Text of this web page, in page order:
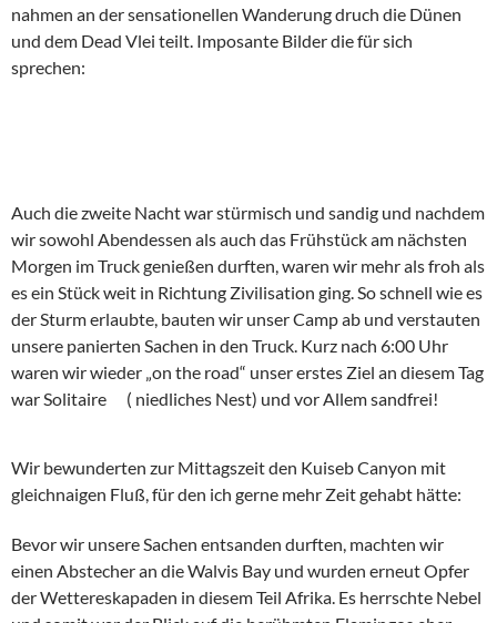
nahmen an der sensationellen Wanderung druch die Dünen
und dem Dead Vlei teilt. Imposante Bilder die für sich
sprechen:
Auch die zweite Nacht war stürmisch und sandig und nachdem
wir sowohl Abendessen als auch das Frühstück am nächsten
Morgen im Truck genießen durften, waren wir mehr als froh als
es ein Stück weit in Richtung Zivilisation ging. So schnell wie es
der Sturm erlaubte, bauten wir unser Camp ab und verstauten
unsere panierten Sachen in den Truck. Kurz nach 6:00 Uhr
waren wir wieder „on the road“ unser erstes Ziel an diesem Tag
war Solitaire ( niedliches Nest) und vor Allem sandfrei!
Wir bewunderten zur Mittagszeit den Kuiseb Canyon mit
gleichnaigen Fluß, für den ich gerne mehr Zeit gehabt hätte:
Bevor wir unsere Sachen entsanden durften, machten wir
einen Abstecher an die Walvis Bay und wurden erneut Opfer
der Wettereskapaden in diesem Teil Afrika. Es herrschte Nebel